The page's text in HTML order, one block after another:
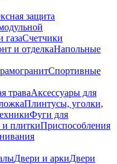
защита
газаСчетчики
и отделкаНапольные
Спортивные
траваАксессуары для
Плинтусы, уголки,
Фуги для
плиткиПриспособления
Двери и аркиДвери